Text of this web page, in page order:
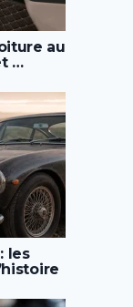
au
…
les